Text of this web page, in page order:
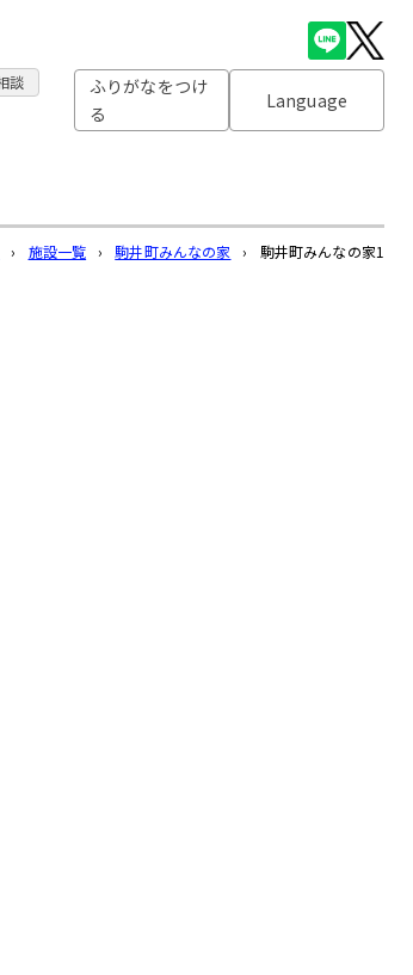
談
ふりがなをつけ
る
Language
› 施設一覧 › 駒井町みんなの家 › 駒井町みんなの家1